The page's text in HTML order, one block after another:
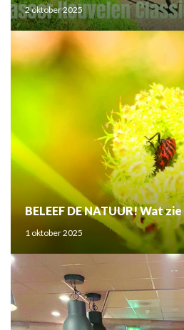
2 oktober 2025
BELEEF DE NATUUR! Wat
1 oktober 2025